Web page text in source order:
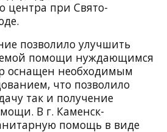
центра при Свято-
позволило улучшить
помощи нуждающимся
оснащен необходимым
что позволило
так и получение
В г. Каменск-
помощь в виде